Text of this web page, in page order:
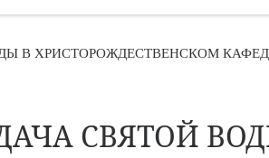
В ХРИСТОРОЖДЕСТВЕНСКОМ
СВЯТОЙ